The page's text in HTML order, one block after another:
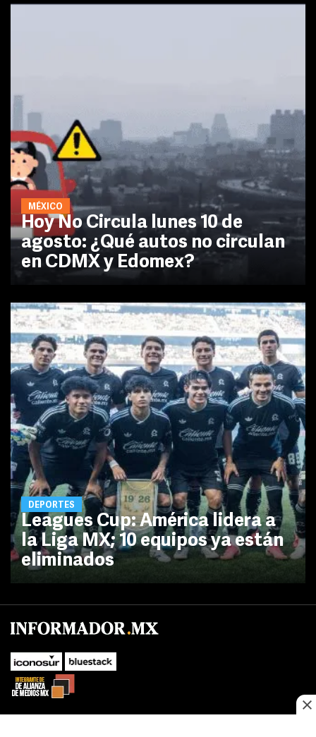
MÉXICO
Hoy No Circula lunes 10 de
agosto: ¿Qué autos no circulan
en CDMX y Edomex?
DEPORTES
Leagues Cup: América lidera a
la Liga MX; 10 equipos ya están
eliminados